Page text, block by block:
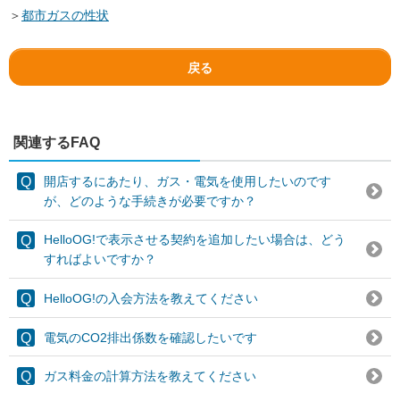
＞都市ガスの性状
戻る
関連するFAQ
開店するにあたり、ガス・電気を使用したいのです
が、どのような手続きが必要ですか？
HelloOG!で表示させる契約を追加したい場合は、どう
すればよいですか？
HelloOG!の入会方法を教えてください
電気のCO2排出係数を確認したいです
ガス料金の計算方法を教えてください